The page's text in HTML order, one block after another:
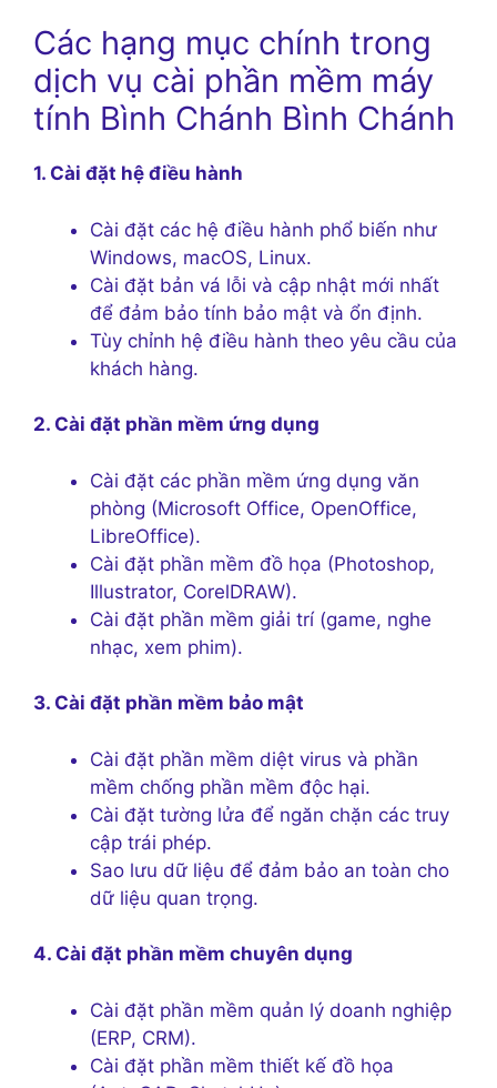
Các hạng mục chính trong
dịch vụ cài phần mềm máy
tính Bình Chánh Bình Chánh
1. Cài đặt hệ điều hành
Cài đặt các hệ điều hành phổ biến như
Windows, macOS, Linux.
Cài đặt bản vá lỗi và cập nhật mới nhất
để đảm bảo tính bảo mật và ổn định.
Tùy chỉnh hệ điều hành theo yêu cầu của
khách hàng.
2. Cài đặt phần mềm ứng dụng
Cài đặt các phần mềm ứng dụng văn
phòng (Microsoft Office, OpenOffice,
LibreOffice).
Cài đặt phần mềm đồ họa (Photoshop,
Illustrator, CorelDRAW).
Cài đặt phần mềm giải trí (game, nghe
nhạc, xem phim).
3. Cài đặt phần mềm bảo mật
Cài đặt phần mềm diệt virus và phần
mềm chống phần mềm độc hại.
Cài đặt tường lửa để ngăn chặn các truy
cập trái phép.
Sao lưu dữ liệu để đảm bảo an toàn cho
dữ liệu quan trọng.
4. Cài đặt phần mềm chuyên dụng
Cài đặt phần mềm quản lý doanh nghiệp
(ERP, CRM).
Cài đặt phần mềm thiết kế đồ họa